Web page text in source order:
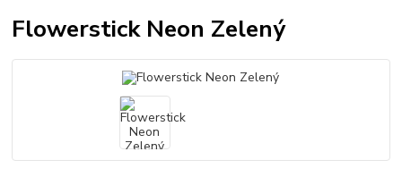
Flowerstick Neon Zelený